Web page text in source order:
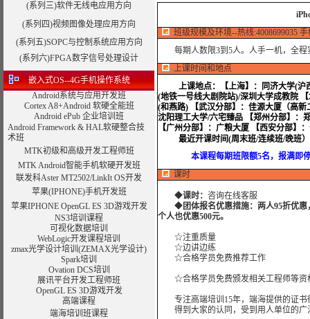
(系列三)软件无线电应用方向
(系列四)视频图像处理应用方向
(系列五)SOPC与控制系统应用方向
(系列六)FPGA数字信号处理设计
嵌入式OS--4G手机操作系统
Android系统与应用开发班
Cortex A8+Android 软硬全能班
Android ePub 企业培训班
Android Framework & HAL软硬整合技
术班
MTK初级和高级开发工程师班
MTK Android智能手机软硬开发班
联发科Aster MT2502/LinkIt OS开发
苹果(IPHONE)手机开发班
苹果IPHONE OpenGL ES 3D游戏开发
NS3培训课程
可视化数据培训
WebLogic开发课程培训
zmax光学设计培训 (ZEMAX光学设计)
Spark培训
Ovation DCS培训
展讯平台开发工程师班
OpenGL ES 3D游戏开发
高端课程
端海培训班课程
班级规模及环境--热线:4008699035
每期人数限3到5人。人手一机，全程
上课时间和地点
上课地点：
【上海】：同济大学(
(地铁一号线大剧院站)/深圳大学成教院
(和燕路) 【武汉分部】：佳源大厦（高
沈阳理工大学/六宅臻品 【郑州分部】：
【广州分部】：广粮大厦 【西安分部】
最近开课时间(周末班/连续班/晚班
本课程每期班限额5名，报满即停
课时
◆课时： 咨询在线客服
◆团体报名优惠措施：两人95折优
个人也优惠500元。
☆注重质量
☆边讲边练
☆合格学员免费推荐工作
☆合格学员免费颁发相关工程师等资
专注高端培训15年，端海提供的证书
得到大家的认同，受到用人单位的广